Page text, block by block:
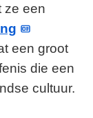
ze een
een groot
die een
cultuur.